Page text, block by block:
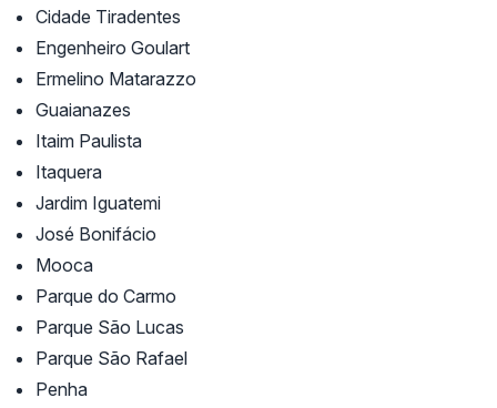
Cidade Tiradentes
Engenheiro Goulart
Ermelino Matarazzo
Guaianazes
Itaim Paulista
Itaquera
Jardim Iguatemi
José Bonifácio
Mooca
Parque do Carmo
Parque São Lucas
Parque São Rafael
Penha